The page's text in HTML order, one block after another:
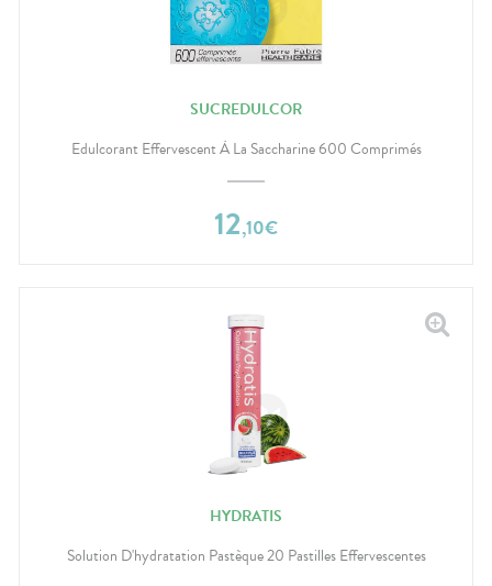
SUCREDULCOR
Edulcorant Effervescent À La Saccharine 600 Comprimés
12,10€
HYDRATIS
Solution D'hydratation Pastèque 20 Pastilles Effervescentes